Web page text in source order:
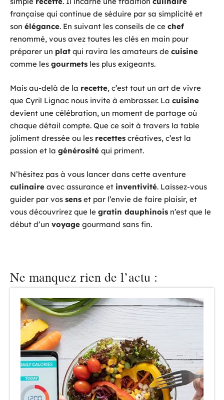
française qui continue de séduire par sa simplicité et
son élégance. En suivant les conseils de ce chef
renommé, vous avez toutes les clés en main pour
préparer un plat qui ravira les amateurs de cuisine
comme les gourmets les plus exigeants.
Mais au-delà de la recette, c’est tout un art de vivre
que Cyril Lignac nous invite à embrasser. La cuisine
devient une célébration, un moment de partage où
chaque détail compte. Que ce soit à travers la table
joliment dressée ou les recettes créatives, c’est la
passion et la générosité qui priment.
N’hésitez pas à vous lancer dans cette aventure
culinaire avec assurance et inventivité. Laissez-vous
guider par vos sens et par l’envie de faire plaisir, et
vous découvrirez que le gratin dauphinois n’est que le
début d’un voyage gourmand sans fin.
Ne manquez rien de l’actu :